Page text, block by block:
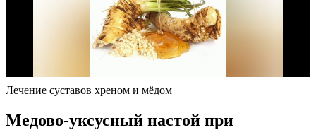
Лечение суставов хреном и мёдом
Медово-уксусный настой при